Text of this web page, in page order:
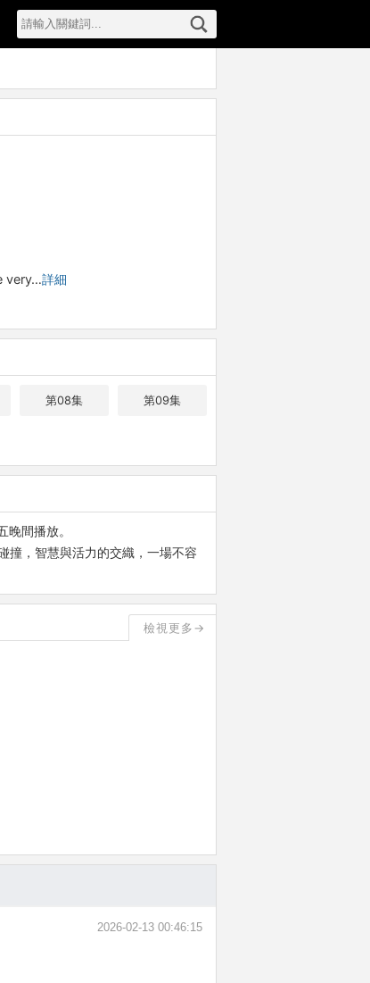
very…詳細
第08集 第09集
間播放。
撞，智慧與活力的交織，一場不容
檢視更多→
2026-02-13 00:46:15